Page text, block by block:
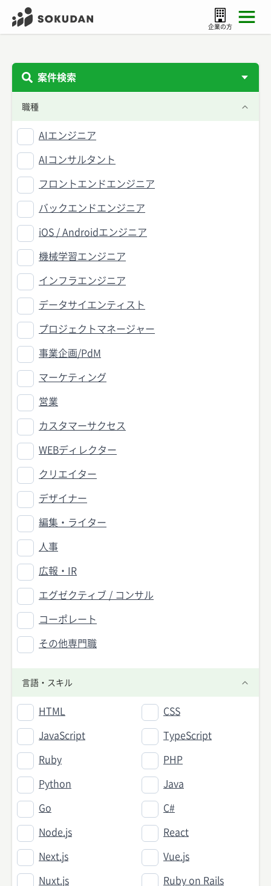
企業の方
案件検索
職種
AIエンジニア
AIコンサルタント
フロントエンドエンジニア
バックエンドエンジニア
iOS / Androidエンジニア
機械学習エンジニア
インフラエンジニア
データサイエンティスト
プロジェクトマネージャー
事業企画/PdM
マーケティング
営業
カスタマーサクセス
WEBディレクター
クリエイター
デザイナー
編集・ライター
人事
広報・IR
エグゼクティブ / コンサル
コーポレート
その他専門職
言語・スキル
HTML CSS
JavaScript TypeScript
Ruby PHP
Python Java
Go C#
Node.js React
Next.js Vue.js
Nuxt.js Ruby on Rails